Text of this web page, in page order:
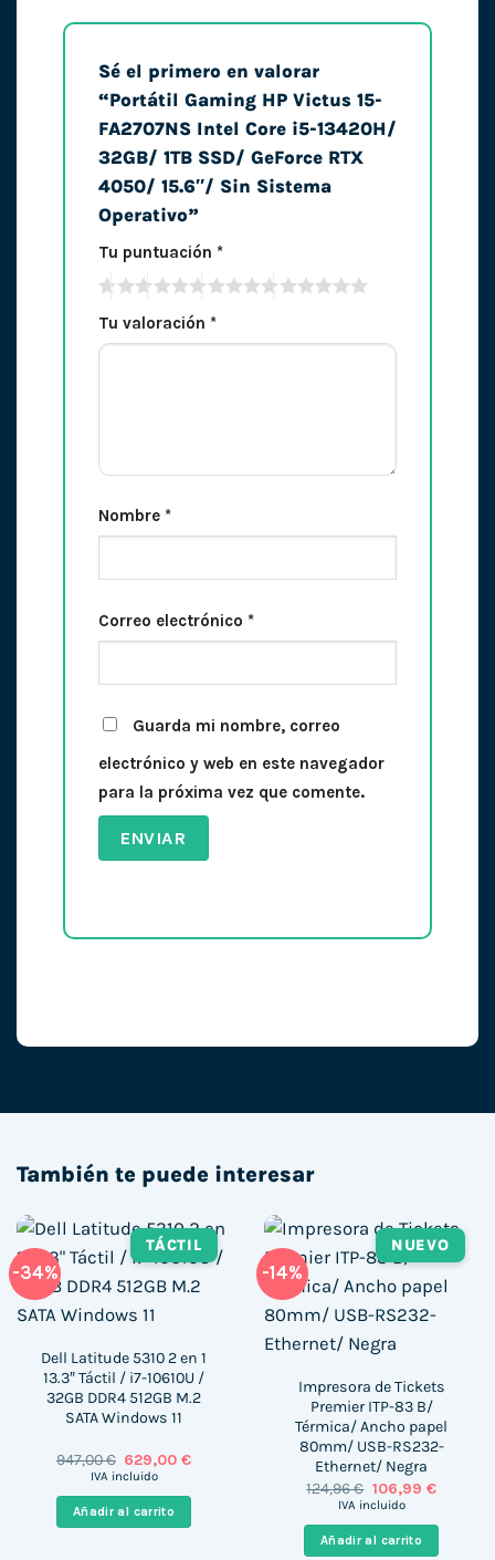
Sé el primero en valorar
“Portátil Gaming HP Victus 15-
FA2707NS Intel Core i5-13420H/
32GB/ 1TB SSD/ GeForce RTX
4050/ 15.6″/ Sin Sistema
Operativo”
Tu puntuación *
Tu valoración *
Nombre *
Correo electrónico *
Guarda mi nombre, correo
electrónico y web en este navegador
para la próxima vez que comente.
También te puede interesar
-34%
TÁCTIL
Dell Latitude 5310 2 en 1
13.3″ Táctil / i7-10610U /
32GB DDR4 512GB M.2
SATA Windows 11
947,00€ El
precio
era:
947,00 €.
629,00€El
es:
629,00 €.
IVA incluido
Añadir al carrito
-14%
NUEVO
Impresora de Tickets
Premier ITP-83 B/
Térmica/ Ancho papel
80mm/ USB-RS232-
Ethernet/ Negra
124,96€ El
precio
era:
124,96 €.
106,99 €El
es:
106,99 €.
IVA incluido
Añadir al carrito